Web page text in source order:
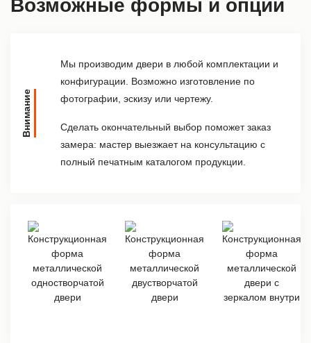
Возможные формы и опции
Внимание
Мы производим двери в любой комплектации и
конфигурации. Возможно изготовление по
фотографии, эскизу или чертежу.
Сделать окончательный выбор поможет заказ
замера: мастер выезжает на консультацию с
полный печатным каталогом продукции.